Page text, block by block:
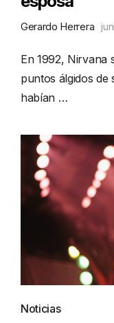
Gerardo Herrera
En 1992, Nirvana
puntos álgidos
habían …
Noticias